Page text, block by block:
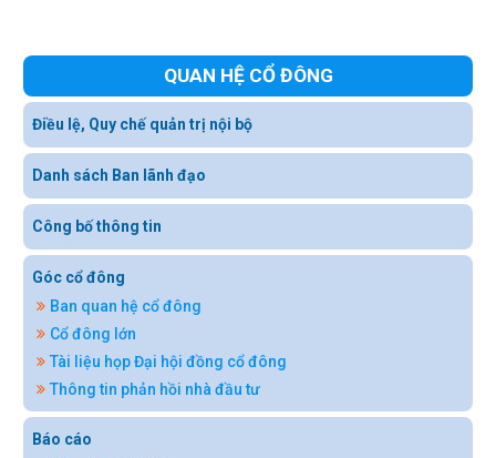
QUAN HỆ CỔ ĐÔNG
Điều lệ, Quy chế quản trị nội bộ
Danh sách Ban lãnh đạo
Công bố thông tin
Góc cổ đông
Ban quan hệ cổ đông
Cổ đông lớn
Tài liệu họp Đại hội đồng cổ đông
Thông tin phản hồi nhà đầu tư
Báo cáo